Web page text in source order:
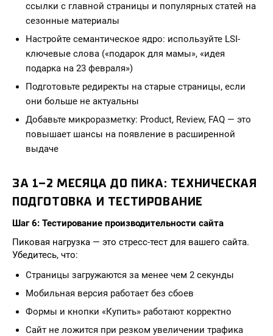
ссылки с главной страницы и популярных статей на
сезонные материалы
Настройте семантическое ядро: используйте LSI-
ключевые слова («подарок для мамы», «идея
подарка на 23 февраля»)
Подготовьте редиректы на старые страницы, если
они больше не актуальны
Добавьте микроразметку: Product, Review, FAQ — это
повышает шансы на появление в расширенной
выдаче
ЗА 1–2 МЕСЯЦА ДО ПИКА: ТЕХНИЧЕСКАЯ
ПОДГОТОВКА И ТЕСТИРОВАНИЕ
Шаг 6: Тестирование производительности сайта
Пиковая нагрузка — это стресс-тест для вашего сайта.
Убедитесь, что:
Страницы загружаются за менее чем 2 секунды
Мобильная версия работает без сбоев
Формы и кнопки «Купить» работают корректно
Сайт не ложится при резком увеличении трафика